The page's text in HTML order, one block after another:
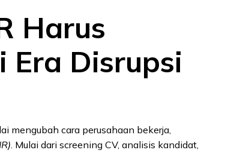
Harus
Era Disrupsi
mengubah cara perusahaan bekerja,
. Mulai dari screening CV, analisis kandidat,